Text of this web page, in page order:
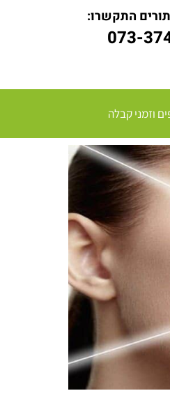
התקשרו:
073-
וזמני קבלה